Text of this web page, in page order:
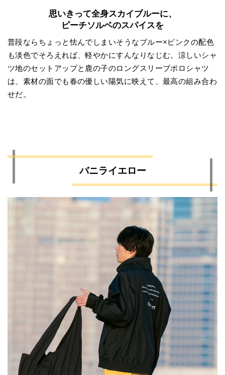
思いきって全身スカイブルーに、
ピーチソルベのスパイスを
普段ならちょっと怯んでしまいそうなブルー×ピンクの配色
も淡色でそろえれば、軽やかにすんなりなじむ。涼しいシャ
ツ地のセットアップと鹿の子のロングスリーブポロシャツ
は、素材の面でも春の優しい陽気に映えて、最高の組み合わ
せだ。
バニライエロー